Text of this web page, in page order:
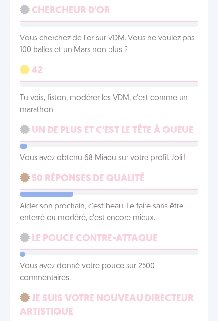
CHERCHEUR D'OR
Vous cherchez de l'or sur VDM. Vous ne voulez pas
100 balles et un Mars non plus ?
42
Tu vois, fiston, modérer les VDM, c'est comme un
marathon.
UN DE PLUS ET C'EST LE TÊTE À QUEUE
Vous avez obtenu 68 Miaou sur votre profil. Joli !
50 RÉPONSES DE QUALITÉ
Aider son prochain, c'est beau. Le faire sans être
enterré ou modéré, c'est encore mieux.
LE POUCE CONTRE-ATTAQUE
Vous avez donné votre pouce sur 2500
commentaires.
JE SUIS VOTRE NOUVEAU DIRECTEUR
ARTISTIQUE